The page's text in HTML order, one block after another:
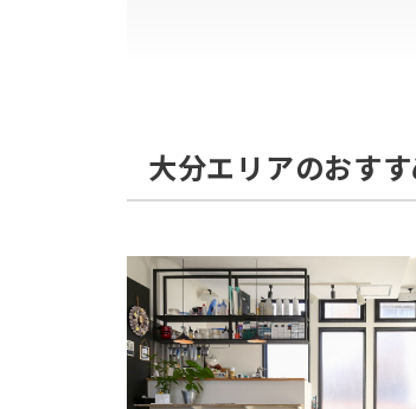
【大在】Kondo Ground Oita hair
【萩原】roka（ロカ）
大分エリアのおす